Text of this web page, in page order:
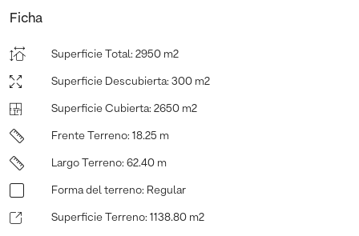
Ficha
Superficie Total : 2950 m2
Superficie Descubierta: 300 m2
Superficie Cubierta: 2650 m2
Frente Terreno: 18.25 m
Largo Terreno: 62.40 m
Forma del terreno: Regular
Superficie Terreno: 1138.80 m2